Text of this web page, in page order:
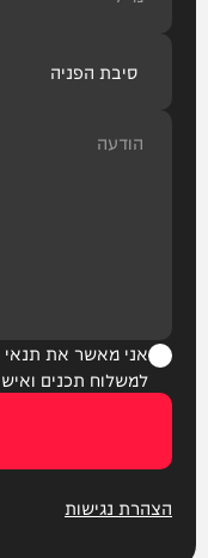
אני מאשר את תנאי
למשלוח תכנים
הצהרת נגישות